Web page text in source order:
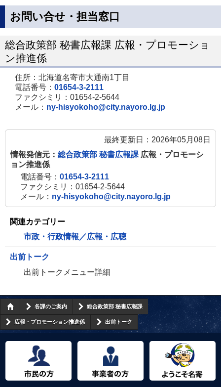
お問い合せ・担当窓口
総合政策部 秘書広報課 広報・プロモーショ
ン推進係
住所：北海道名寄市大通南1丁目
電話番号： 01654-3-2111
ファクシミリ：01654-2-5644
メール： ny-hisyokoho@city.nayoro.lg.jp
最終更新日：2026年05月08日
情報発信元： 総合政策部 秘書広報課 広報・プロモーシ
ョン推進係
電話番号： 01654-3-2111
ファクシミリ：01654-2-5644
メール： ny-hisyokoho@city.nayoro.lg.jp
関連カテゴリー
市政・行政情報／広報・広聴
出前トーク
出前トークメニュー詳細
各課のご案内 総合政策部 秘書広報課
広報・プロモーション推進係 出前トーク